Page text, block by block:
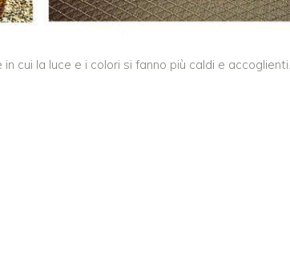
cui la luce e i colori si fanno più caldi e